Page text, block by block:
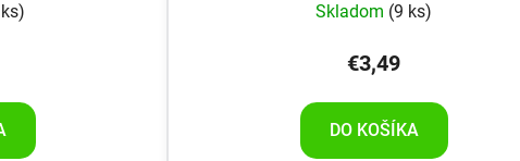
Skladom (9 ks)
€3,49
DO KOŠÍKA